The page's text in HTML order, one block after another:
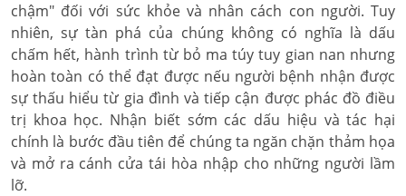
chậm" đối với sức khỏe và nhân cách con người. Tuy
nhiên, sự tàn phá của chúng không có nghĩa là dấu
chấm hết, hành trình từ bỏ ma túy tuy gian nan nhưng
hoàn toàn có thể đạt được nếu người bệnh nhận được
sự thấu hiểu từ gia đình và tiếp cận được phác đồ điều
trị khoa học. Nhận biết sớm các dấu hiệu và tác hại
chính là bước đầu tiên để chúng ta ngăn chặn thảm họa
và mở ra cánh cửa tái hòa nhập cho những người lầm
lỡ.